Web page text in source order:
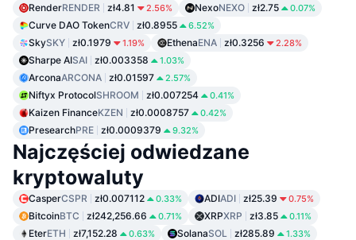
RenderRENDER zł4.81 2.56% NexoNEXO zł2.75 0.07%
Curve DAO TokenCRV zł0.8955 6.52%
SkySKY zł0.1979 1.19% EthenaENA zł0.3256 2.28%
Sharpe AISAI zł0.003358 1.03%
ArconaARCONA zł0.01597 2.57%
Niftyx ProtocolSHROOM zł0.007254 0.41%
Kaizen FinanceKZEN zł0.0008757 0.42%
PresearchPRE zł0.0009379 9.32%
Najczęściej odwiedzane
kryptowaluty
CasperCSPR zł0.007112 0.33% ADIADI zł25.39 0.75%
BitcoinBTC zł242,256.66 0.71% XRPXRP zł3.85 0.11%
EterETH zł7,152.28 0.63% SolanaSOL zł285.89 1.33%